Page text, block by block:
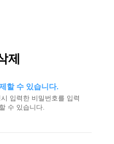
제
할 수 있습니다.
입력한 비밀번호를 입력
수 있습니다.